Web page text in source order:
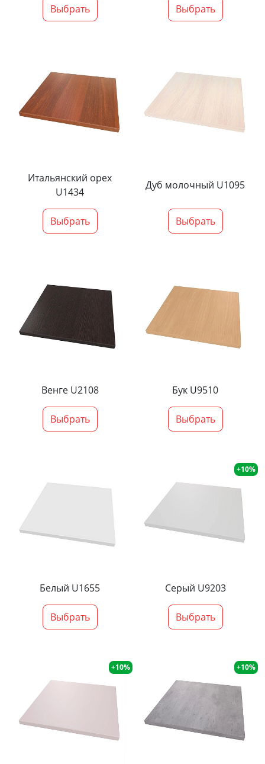
Выбрать Выбрать
Итальянский орех
U1434
Выбрать
Дуб молочный U1095
Выбрать
Венге U2108
Выбрать
Бук U9510
Выбрать
Белый U1655
Выбрать
+10%
Серый U9203
Выбрать
+10% +10%